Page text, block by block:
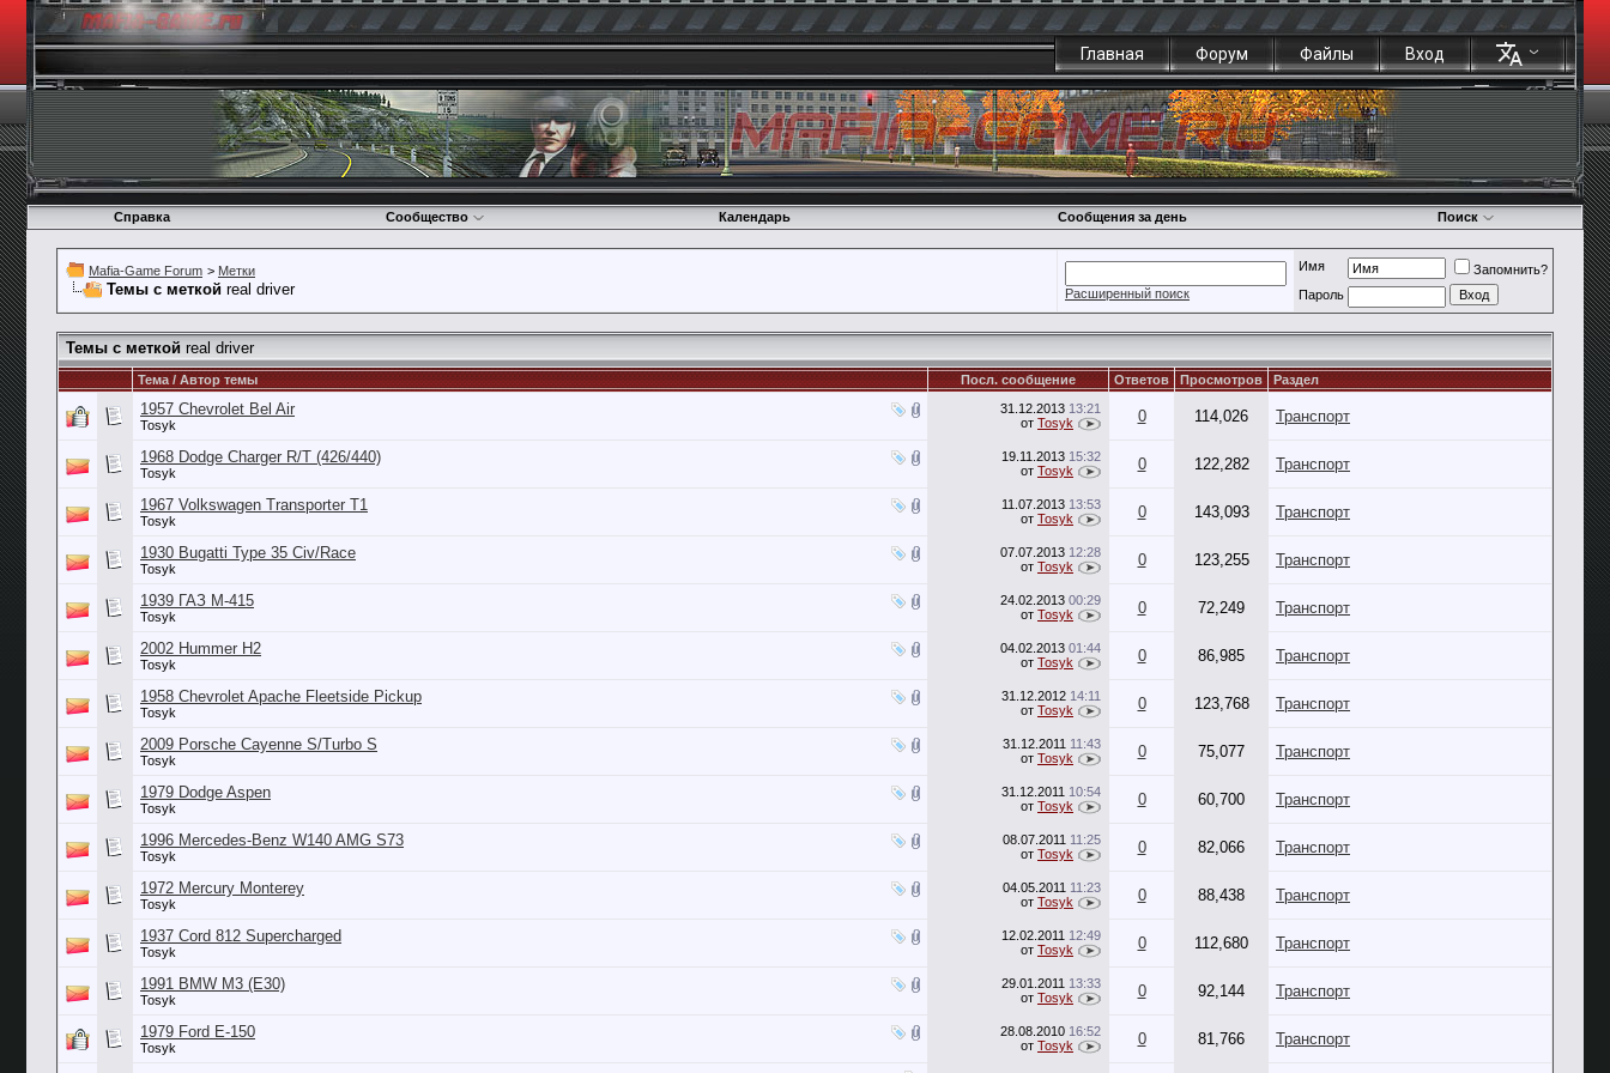
Главная Форум Файлы Вход
Справка Сообщество Календарь Сообщения за день Поиск
Mafia-Game Forum > Метки
Темы с меткой real driver Расширенный поиск
Имя
Запомнить?
Пароль
Темы с меткой real driver
Тема / Автор темы Посл. сообщение Ответов Просмотров Раздел
1957 Chevrolet Bel Air
Tosyk
31.12.2013 13:21
от Tosyk 0 114,026 Транспорт
1968 Dodge Charger R/T (426/440)
Tosyk
19.11.2013 15:32
от Tosyk 0 122,282 Транспорт
1967 Volkswagen Transporter T1
Tosyk
11.07.2013 13:53
от Tosyk 0 143,093 Транспорт
1930 Bugatti Type 35 Civ/Race
Tosyk
07.07.2013 12:28
от Tosyk 0 123,255 Транспорт
1939 ГАЗ М-415
Tosyk
24.02.2013 00:29
от Tosyk 0 72,249 Транспорт
2002 Hummer H2
Tosyk
04.02.2013 01:44
от Tosyk 0 86,985 Транспорт
1958 Chevrolet Apache Fleetside Pickup
Tosyk
31.12.2012 14:11
от Tosyk 0 123,768 Транспорт
2009 Porsche Cayenne S/Turbo S
Tosyk
31.12.2011 11:43
от Tosyk 0 75,077 Транспорт
1979 Dodge Aspen
Tosyk
31.12.2011 10:54
от Tosyk 0 60,700 Транспорт
1996 Mercedes-Benz W140 AMG S73
Tosyk
08.07.2011 11:25
от Tosyk 0 82,066 Транспорт
1972 Mercury Monterey
Tosyk
04.05.2011 11:23
от Tosyk 0 88,438 Транспорт
1937 Cord 812 Supercharged
Tosyk
12.02.2011 12:49
от Tosyk 0 112,680 Транспорт
1991 BMW M3 (E30)
Tosyk
29.01.2011 13:33
от Tosyk 0 92,144 Транспорт
1979 Ford E-150
Tosyk
28.08.2010 16:52
от Tosyk 0 81,766 Транспорт